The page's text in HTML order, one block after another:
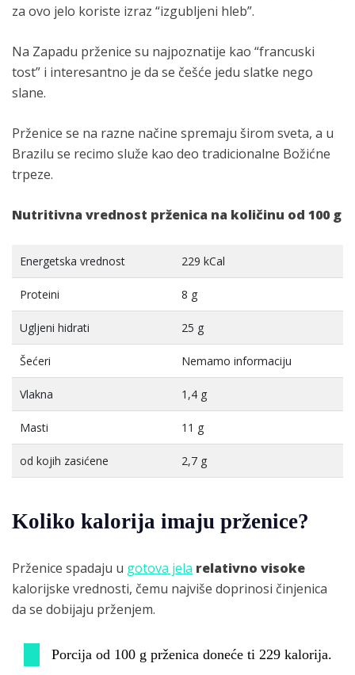
za ovo jelo koriste izraz “izgubljeni hleb”.
Na Zapadu prženice su najpoznatije kao “francuski
tost” i interesantno je da se češće jedu slatke nego
slane.
Prženice se na razne načine spremaju širom sveta, a u
Brazilu se recimo služe kao deo tradicionalne Božićne
trpeze.
Nutritivna vrednost prženica na količinu od 100 g
Energetska vrednost 229 kCal
Proteini 8 g
Ugljeni hidrati 25 g
Šećeri Nemamo informaciju
Vlakna 1,4 g
Masti 11 g
od kojih zasićene 2,7 g
Koliko kalorija imaju prženice?
Prženice spadaju u gotova jela relativno visoke
kalorijske vrednosti, čemu najviše doprinosi činjenica
da se dobijaju prženjem.
Porcija od 100 g prženica doneće ti 229 kalorija.